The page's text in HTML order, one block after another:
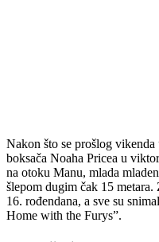
Nakon što se prošlog
boksača Noaha Pricea u
na otoku Manu, mlada
šlepom dugim čak 15
16. rođendana, a sve su
Home with the Furys”.